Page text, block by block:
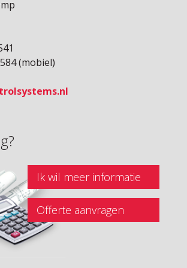
(mobiel)
Ik wil meer informatie
Offerte aanvragen